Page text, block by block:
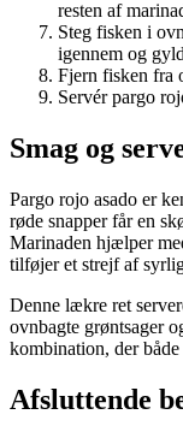
resten af
Steg fisken i
igennem og
Fjern fisken fra
Servér pargo
Smag og
Pargo rojo asado er
røde snapper får en
Marinaden hjælper
tilføjer et strejf af
Denne lækre ret
ovnbagte grøntsager
kombination, der
Afsluttende